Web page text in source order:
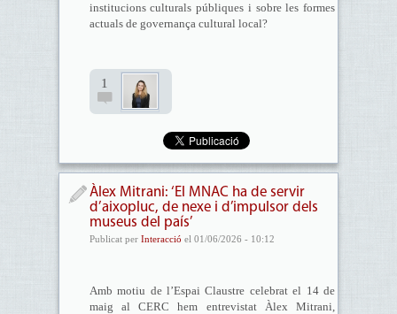
institucions culturals públiques i sobre les formes
actuals de governança cultural local?
1
Àlex Mitrani: ‘El MNAC ha de servir
d’aixopluc, de nexe i d’impulsor dels
museus del país’
Publicat per Interacció el 01/06/2026 - 10:12
Amb motiu de l’Espai Claustre celebrat el 14 de
maig al CERC hem entrevistat Àlex Mitrani,